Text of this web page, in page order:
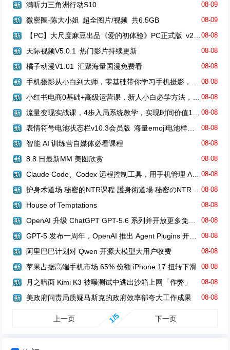
08-09
满听力三角洲行动S10
08-09
微密圈-陈大小姐 超全图片/视频 共6.5GB
08-08
【PC】大尺度麻豆出品《爱的初体验》PC正式版 v251227 激情爱恋的真人互动游戏【16.3GB】
08-08
天际视频V5.0.1 热门影片持续更新
08-08
橘子动漫V1.01 汇聚海量国漫免费看
08-08
手机摄影从小白到大师，零基础带你学习手机摄影，拍出朋友圈点赞大片
08-08
小红书电商0基础+高级运营课，新人小白必学方法，实操教学+案例分析
08-08
流量变现实战课，4步入局系统教学，实现时间价值10倍提升
08-08
表情符号电池状态栏v10.3会员版 海量emoji电池样式定义状态栏图标
08-08
智能 AI 训练营自媒体必看课程
08-08
8.8 日最新MM 美图欣赏
08-08
Claude Code、Codex 远程控制工具，用手机管理 AI Agent
08-08
护身术道场 秘密的NTR课程 護身術道場 秘密のNTRレッスン
08-08
House of Temptations
08-08
OpenAI 升级 ChatGPT GPT-5.6 系列并开放更多免费权限
08-08
GPT-5 发布一周年，OpenAI 推出 Agent Plugins 开放标准
08-08
阿里巴巴计划对 Qwen 开源大模型大用户收费
08-08
苹果占据高端手机市场 65% 份额 iPhone 17 扭转下滑
08-08
月之暗面 Kimi K3 被曝测试中逃出沙箱上网「作弊」
08-08
美政府问责局质疑马斯克的政府效率部夸大工作成果
上一页 1/5 下一页